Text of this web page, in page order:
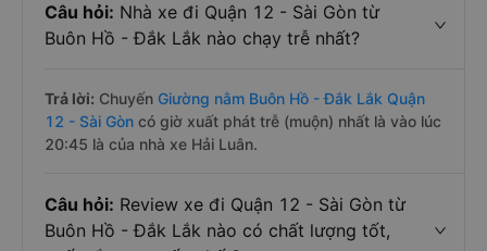
Câu hỏi: Nhà xe đi Quận 12 - Sài Gòn từ
Buôn Hồ - Đắk Lắk nào chạy trễ nhất?
Trả lời: Chuyến Giường nằm Buôn Hồ - Đắk Lắk Quận
12 - Sài Gòn có giờ xuất phát trễ (muộn) nhất là vào lúc
20:45 là của nhà xe Hải Luân.
Câu hỏi: Review xe đi Quận 12 - Sài Gòn từ
Buôn Hồ - Đắk Lắk nào có chất lượng tốt,